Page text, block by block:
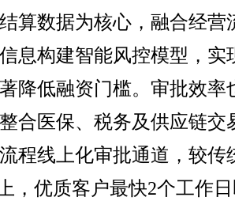
算数据为核心，融合经营
息构建智能风控模型，实
降低融资门槛。审批效率
合医保、税务及供应链交
程线上化审批通道，较传
，优质客户最快2个工作